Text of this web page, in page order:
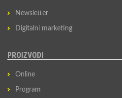
Newsletter
Digitalni marketing
PROIZVODI
Online
Program